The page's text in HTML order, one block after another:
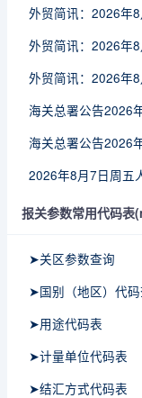
外贸简讯：2026年
外贸简讯：2026年
外贸简讯：2026年
2026年8月7日周五
报关参数常用代码表
➤关区参数查询
➤国别（地区）代
➤用途代码表
➤计量单位代码表
➤结汇方式代码表